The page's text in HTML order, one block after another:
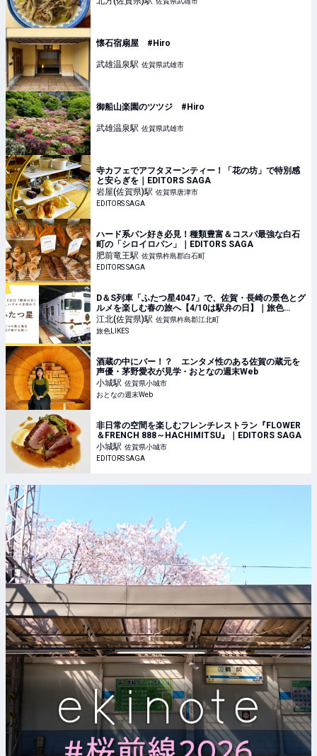
懐石宿扇屋 #Hiro
武雄温泉駅 佐賀県武雄市
御船山楽園のツツジ #Hiro
武雄温泉駅 佐賀県武雄市
寺カフェでアフタヌーンティー！「花の坊」で特別感
と安らぎを｜EDITORS SAGA
岩屋(佐賀県)駅 佐賀県唐津市
EDITORS SAGA
ハード系パン好き必見！種類豊富＆コスパ最強な白石
町の「シロイロパン」｜EDITORS SAGA
肥前竜王駅 佐賀県杵島郡白石町
EDITORS SAGA
D＆S列車「ふたつ星4047」で、佐賀・長崎の景色とグ
ルメを楽しむ春の旅へ【4/10は駅弁の日】｜旅色
LIKES
江北(佐賀県)駅 佐賀県杵島郡江北町
旅色LIKES
酒蔵の中にバー！？ エンタメ性のある佐賀の蔵元を
声優・茅野愛衣が見学 - おとなの週末Web
小城駅 佐賀県小城市
おとなの週末Web
非日常の空間を楽しむフレンチレストラン『FLOWER
＆FRENCH 888～HACHIMITSU』｜EDITORS SAGA
小城駅 佐賀県小城市
EDITORS SAGA